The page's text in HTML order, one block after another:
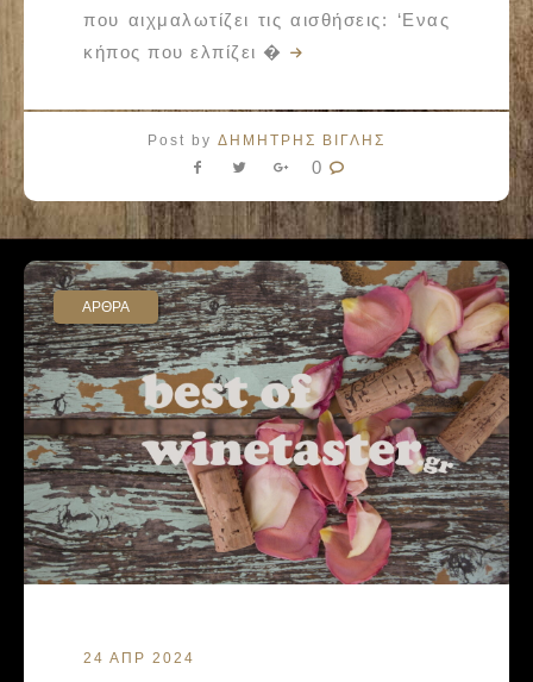
που αιχμαλωτίζει τις αισθήσεις: ‘Ενας
κήπος που ελπίζει �
Post by ΔΗΜΗΤΡΗΣ ΒΙΓΛΗΣ
0
ΑΡΘΡΑ
24 ΑΠΡ 2024